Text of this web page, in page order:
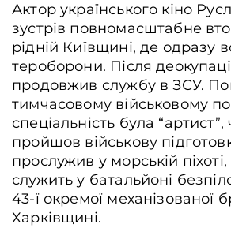
Актор українського кіно
зустрів повномасштабне
рідній Київщині, де одразу
тероборони. Після
продовжив службу в ЗСУ.
тимчасовому військовому
спеціальність була “артист”,
пройшов військову
прослужив у морській
служить у батальйоні
43-ї окремої механізованої
Харківщині.